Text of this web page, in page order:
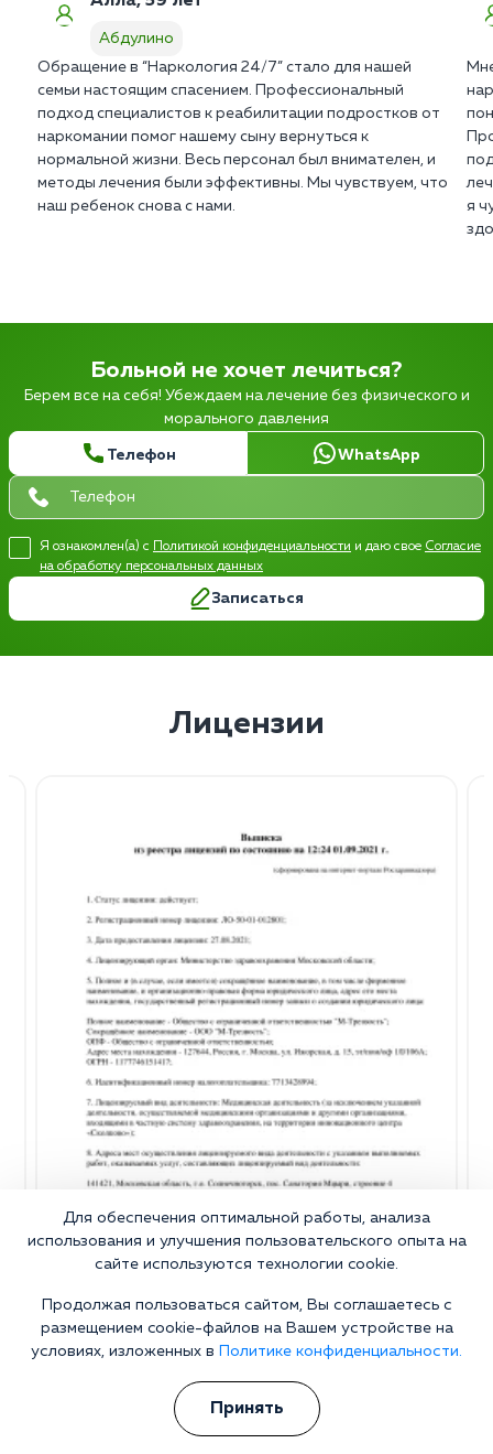
Абдулино
Обращение в “Наркология 24/7” стало для нашей
семьи настоящим спасением. Профессиональный
подход специалистов к реабилитации подростков от
наркомании помог нашему сыну вернуться к
нормальной жизни. Весь персонал был внимателен, и
методы лечения были эффективны. Мы чувствуем, что
наш ребенок снова с нами.
я
Больной не хочет лечиться?
Берем все на себя! Убеждаем на лечение без физического и
морального давления
Телефон WhatsApp
Я ознакомлен(а) с Политикой конфиденциальности и даю свое Согласие
на обработку персональных данных
Записаться
Лицензии
Почему стоит выбрать нашу
клинику?
Для обеспечения оптимальной работы, анализа
использования и улучшения пользовательского опыта на
сайте используются технологии cookie.
Продолжая пользоваться сайтом, Вы соглашаетесь с
размещением cookie-файлов на Вашем устройстве на
условиях, изложенных в
Политике конфиденциальности.
Принять